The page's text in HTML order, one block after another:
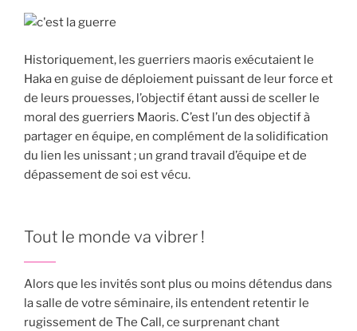
Historiquement, les guerriers maoris exécutaient le
Haka en guise de déploiement puissant de leur force et
de leurs prouesses, l’objectif étant aussi de sceller le
moral des guerriers Maoris. C’est l’un des objectif à
partager en équipe, en complément de la solidification
du lien les unissant ; un grand travail d’équipe et de
dépassement de soi est vécu.
Tout le monde va vibrer !
Alors que les invités sont plus ou moins détendus dans
la salle de votre séminaire, ils entendent retentir le
rugissement de The Call, ce surprenant chant